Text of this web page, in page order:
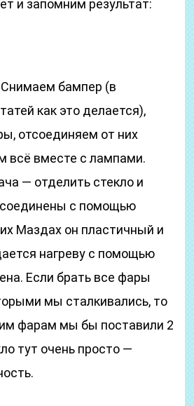
и запомним результат:
Снимаем бампер (в
как это делается),
отсоединяем от них
всё вместе с лампами.
— отделить стекло и
соединены с помощью
Маздах он пластичный и
нагреву с помощью
Если брать все фары
мы сталкивались, то
фарам мы бы поставили 2
тут очень просто —